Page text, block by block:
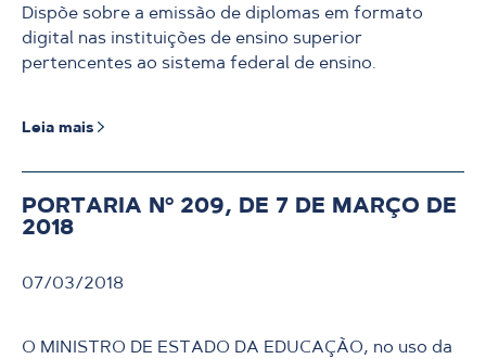
Dispõe sobre a emissão de diplomas em formato
digital nas instituições de ensino superior
pertencentes ao sistema federal de ensino.
Leia mais
PORTARIA Nº 209, DE 7 DE MARÇO DE
2018
07/03/2018
O MINISTRO DE ESTADO DA EDUCAÇÃO, no uso da